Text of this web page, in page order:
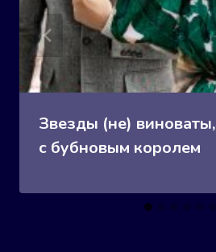
Звезды (не)
с бубновым королем